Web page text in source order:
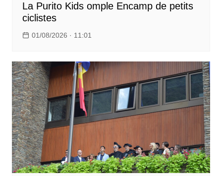
La Purito Kids omple Encamp de petits
ciclistes
01/08/2026 · 11:01